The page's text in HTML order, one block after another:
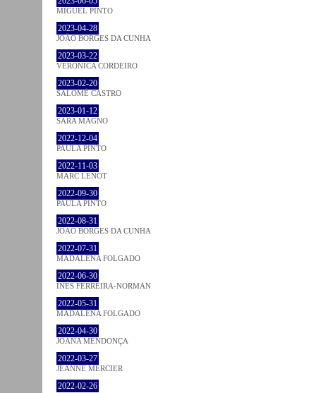
MIGUEL PINTO
2023-04-28
JOÃO BORGES DA CUNHA
2023-03-22
VERONICA CORDEIRO
2023-02-20
SALOMÉ CASTRO
2023-01-12
SARA MAGNO
2022-12-04
PAULA PINTO
2022-11-03
MARC LENOT
2022-09-30
PAULA PINTO
2022-08-31
JOÃO BORGES DA CUNHA
2022-07-31
MADALENA FOLGADO
2022-06-30
INÊS FERREIRA-NORMAN
2022-05-31
MADALENA FOLGADO
2022-04-30
JOANA MENDONÇA
2022-03-27
JEANNE MERCIER
2022-02-26